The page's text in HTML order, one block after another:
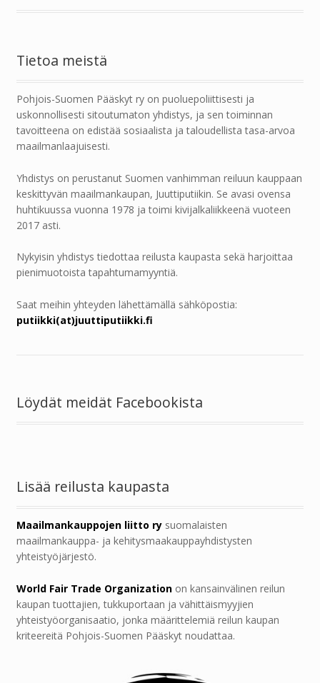
Tietoa meistä
Pohjois-Suomen Pääskyt ry on puoluepoliittisesti ja
uskonnollisesti sitoutumaton yhdistys, ja sen toiminnan
tavoitteena on edistää sosiaalista ja taloudellista tasa-arvoa
maailmanlaajuisesti.
Yhdistys on perustanut Suomen vanhimman reiluun kauppaan
keskittyvän maailmankaupan, Juuttiputiikin. Se avasi ovensa
huhtikuussa vuonna 1978 ja toimi kivijalkaliikkeenä vuoteen
2017 asti.
Nykyisin yhdistys tiedottaa reilusta kaupasta sekä harjoittaa
pienimuotoista tapahtumamyyntiä.
Saat meihin yhteyden lähettämällä sähköpostia:
putiikki(at)juuttiputiikki.fi
Löydät meidät Facebookista
Lisää reilusta kaupasta
Maailmankauppojen liitto rysuomalaisten
maailmankauppa- ja kehitysmaakauppayhdistysten
yhteistyöjärjestö.
World Fair Trade Organizationon kansainvälinen reilun
kaupan tuottajien, tukkuportaan ja vähittäismyyjien
yhteistyöorganisaatio, jonka määrittelemiä reilun kaupan
kriteereitä Pohjois-Suomen Pääskyt noudattaa.